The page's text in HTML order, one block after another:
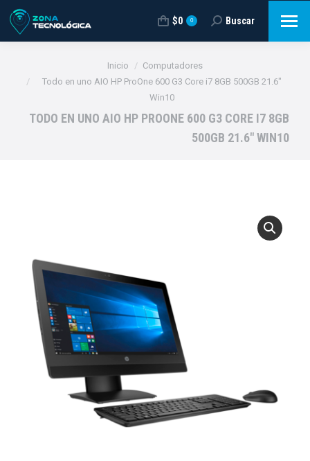
$0 0 Buscar:
Buscar
Inicio
Computadores
Todo en uno AIO HP ProOne 600 G3 Core i7 8GB 500GB 21.6″
Win10
TODO EN UNO AIO HP PROONE 600 G3 CORE I7 8GB
500GB 21.6″ WIN10